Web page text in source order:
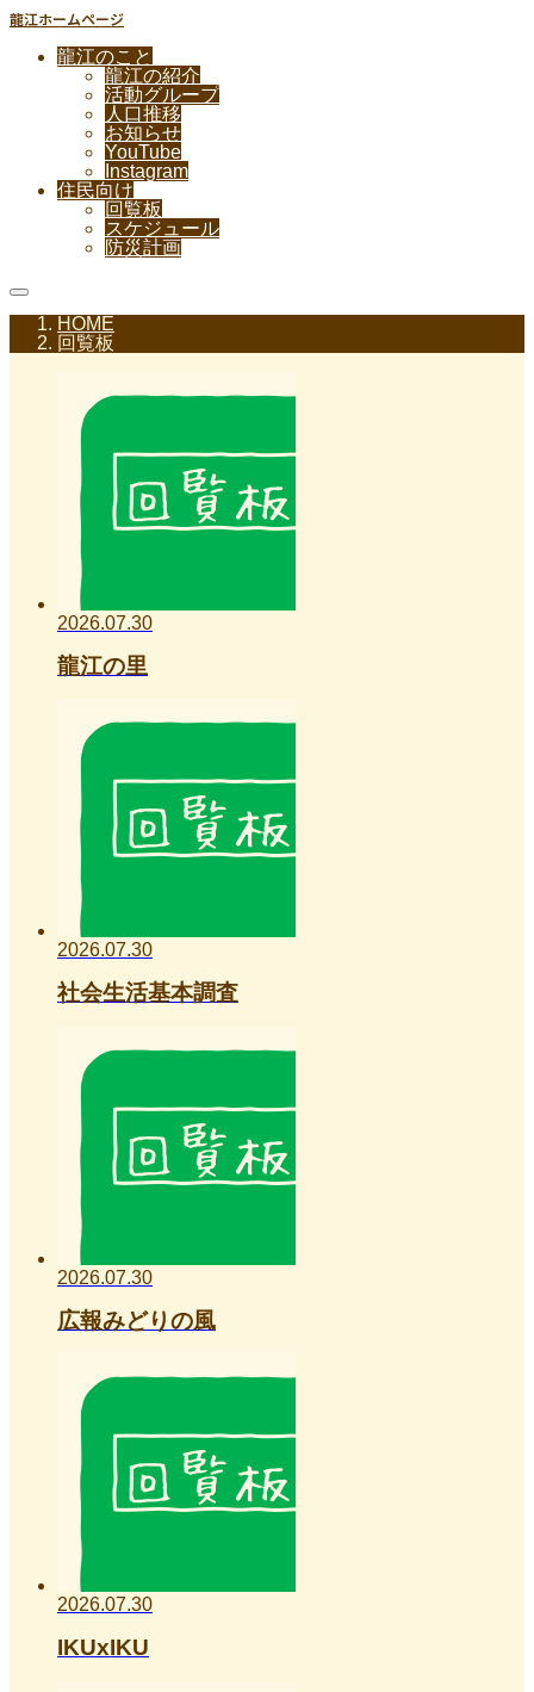
龍江ホームページ
龍江のこと
龍江の紹介
活動グループ
人口推移
お知らせ
YouTube
Instagram
住民向け
回覧板
スケジュール
防災計画
HOME
回覧板
2026.07.30
龍江の里
2026.07.30
社会生活基本調査
2026.07.30
広報みどりの風
2026.07.30
IKUxIKU